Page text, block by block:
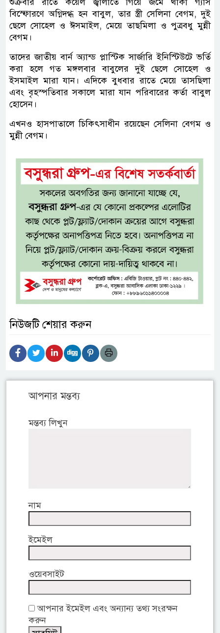
বিস্ফোরণে অগ্নিদগ্ধ হন বাবুল, তার স্ত্রী সেলিনা বেগম, দুই
ছেলে সোহেল ও ঈসমাইল, মেয়ে তাছমিলা ও পুত্রবধু মুন্নী
বেগম।
তাদের জাতীয় বার্ন অ্যান্ড প্লাস্টিক সার্জারি ইনিস্টিউটে ভর্তি
করা হলে গত মঙ্গলবার বাবুলের দুই ছেলে সোহেল ও
ইসমাইল মারা যান। এদিকে বুধবার রাতে মেয়ে তাসছিলা
এবং বৃহস্পতিবার সকালে মারা যান পরিবারের কর্তা বাবুল
হোসেন।
এখনও হাসপাতালে চিকিৎসাধীন রয়েছেন সেলিনা বেগম ও
মুন্নী বেগম।
নিউজটি শেয়ার করুন
আপনার মন্তব্য
মন্তব্য লিখুন
নাম
ইমেইল
ওয়েবসাইট
আপনার ইমেইল এবং অন্যান্য তথ্য সংরক্ষন
করুন